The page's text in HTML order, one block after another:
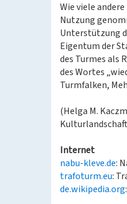
Wie viele
Nutzung
Unterstützung
Eigentum der
des Turmes als
des Wortes
Turmfalken,
(Helga M.
Internet
nabu-kleve.de:
trafoturm.eu:
de.wikipedia.org